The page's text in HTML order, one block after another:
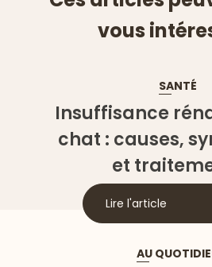
vous
SANTÉ
Insuffisance
chat : causes,
et
Lire l'article
AU